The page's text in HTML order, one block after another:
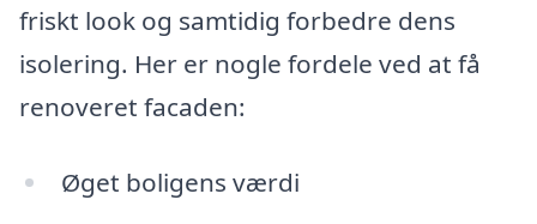
friskt look og samtidig forbedre dens
isolering. Her er nogle fordele ved at få
renoveret facaden:
Øget boligens værdi